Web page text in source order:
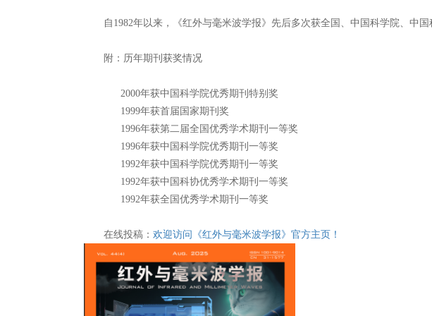
自 1982年以来，《红外与毫米波学报》先后多次获全国、中国科学院、中国
附：历年期刊获奖情况
2000年获中国科学院优秀期刊特别奖
1999年获首届国家期刊奖
1996年获第二届全国优秀学术期刊一等奖
1996年获中国科学院优秀期刊一等奖
1992年获中国科学院优秀期刊一等奖
1992年获中国科协优秀学术期刊一等奖
1992年获全国优秀学术期刊一等奖
在线投稿： 欢迎访问《红外与毫米波学报》官方主页！